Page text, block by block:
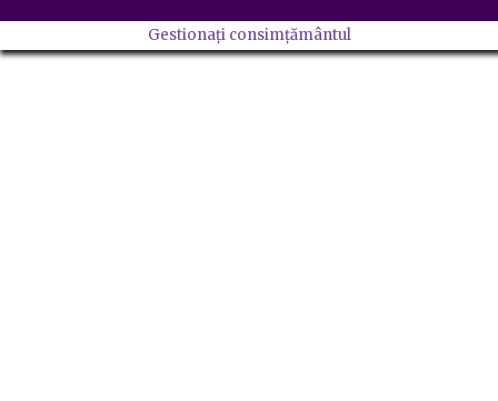
Gestionați consimțământul